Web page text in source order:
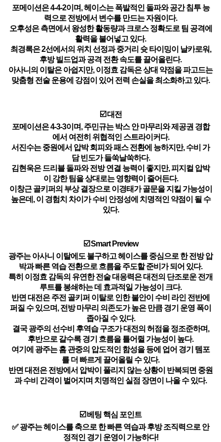
포메이션은 4-4-2이며, 헤이스는 폭발적인 돌파와 공간 침투 능
력으로 전방에서 변수를 만드는 자원이다.
오후성은 측면에서 왕성한 활동량과 크로스 정확도로 팀 공격에
활력을 불어넣고 있다.
최경록은 2선에서의 위치 선정과 중거리 슛 타이밍이 날카로워,
후방 빌드업과 공격 전환 속도를 끌어올린다.
아사니의 이탈은 아쉽지만, 이정효 감독은 상대 약점을 파고드는
맞춤형 전술 운용에 강점이 있어 전력 손실을 최소화하고 있다.
☑️ 대전
포메이션은 4-3-3이며, 주민규는 박스 안 마무리와 제공권 경합
에서 여전히 위협적인 스트라이커다.
서진수는 중원에서 압박 회피와 패스 전환에 능하지만, 수비 가
담 빈도가 들쑥날쑥하다.
김현욱은 드리블 돌파와 전방 연결 능력이 좋지만, 피지컬 압박
이 강한 팀을 상대로는 영향력이 줄어든다.
이창근 골키퍼의 부상 결장으로 이경태가 골문을 지킬 가능성이
높은데, 이 경험치 차이가 수비 안정성에 치명적인 약점이 될 수
있다.
☑️ Smart Preview
광주는 아사니 이탈에도 불구하고 헤이스를 중심으로 한 전방 압
박과 빠른 역습 전환으로 흐름을 주도할 준비가 되어 있다.
특히 이정효 감독의 유연한 전술 대응력은 대전의 단조로운 전개
루트를 봉쇄하는 데 효과적일 가능성이 크다.
반면 대전은 주전 골키퍼 이탈로 인한 불안이 수비 라인 전반에
퍼질 수 있으며, 전방 마무리 의존도가 높은 만큼 경기 운영 폭이
좁아질 수 있다.
결국 광주의 선수비 후역습 구조가 대전의 허점을 정조준하며,
후반으로 갈수록 경기 흐름을 틀어쥘 가능성이 높다.
여기에 광주는 홈 관중의 압도적인 함성을 등에 업어 경기 템포
를 더 빠르게 끌어올릴 수 있다.
반면 대전은 전방에서 압박이 풀리지 않는 상황이 반복되면 중원
과 수비 간격이 벌어지며 치명적인 실점 장면이 나올 수 있다.
☑️ 베팅 핵심 포인트
✅ 광주는 헤이스를 축으로 한 빠른 역습과 후방 조직력으로 안
정적인 경기 운영이 가능하다!